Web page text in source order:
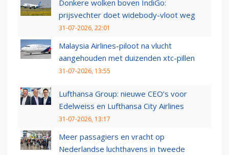
Donkere wolken boven IndiGo:
prijsvechter doet widebody-vloot weg
31-07-2026, 22:01
Malaysia Airlines-piloot na vlucht
aangehouden met duizenden xtc-pillen
31-07-2026, 13:55
Lufthansa Group: nieuwe CEO’s voor
Edelweiss en Lufthansa City Airlines
31-07-2026, 13:17
Meer passagiers en vracht op
Nederlandse luchthavens in tweede